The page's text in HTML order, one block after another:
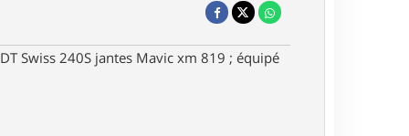
Swiss 240S jantes Mavic xm 819 ; équipé